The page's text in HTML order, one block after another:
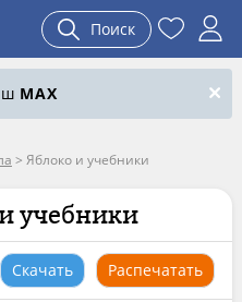
Поиск
MAX
> Яблоко и учебники
учебники
Скачать Распечатать